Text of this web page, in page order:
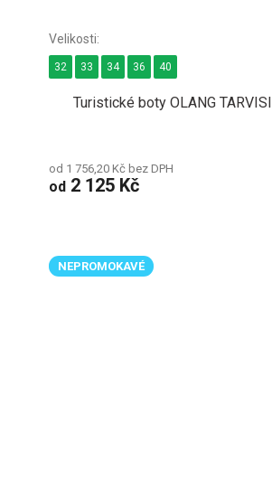
Turistické boty OLANG
od 1 756,20 Kč bez DPH
od 2 125 Kč
32 33 34 36 40
NEPROMOKAVÉ